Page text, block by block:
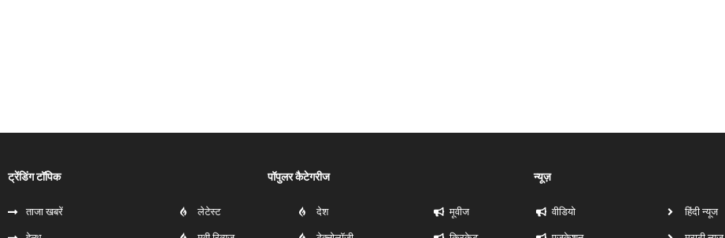
ट्रेंडिंग टॉपिक
ताजा खबरें
पॉपुलर कैटेगरीज
लेटेस्ट देश
न्यूज़
मूवीज वीडियो हिंदी न्यूज